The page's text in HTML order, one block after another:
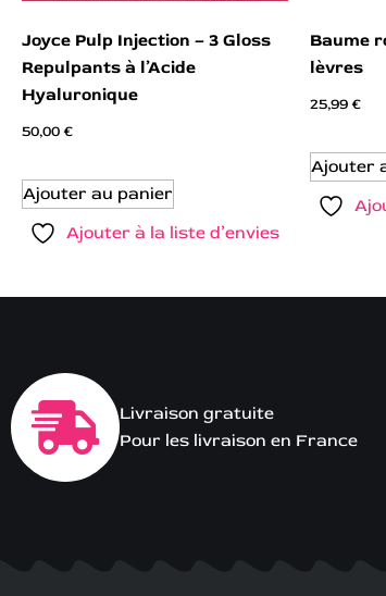
Joyce Pulp Injection – 3 Gloss
Repulpants à l’Acide
Hyaluronique
50,00€
Ajouter au panier
Ajouter à la liste d’envies
Baume
lèvres
25,99€
Ajouter
Livraison gratuite
Pour les livraison en France